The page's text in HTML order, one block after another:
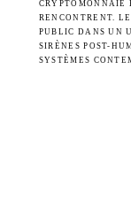
CRYPTOMONNAIE
RENCONTRENT.
PUBLIC DANS UN
SIRÈNES POST-
SYSTÈMES